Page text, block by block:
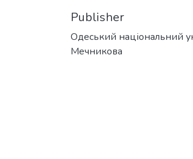
Publisher
Одеський національний
Мечникова